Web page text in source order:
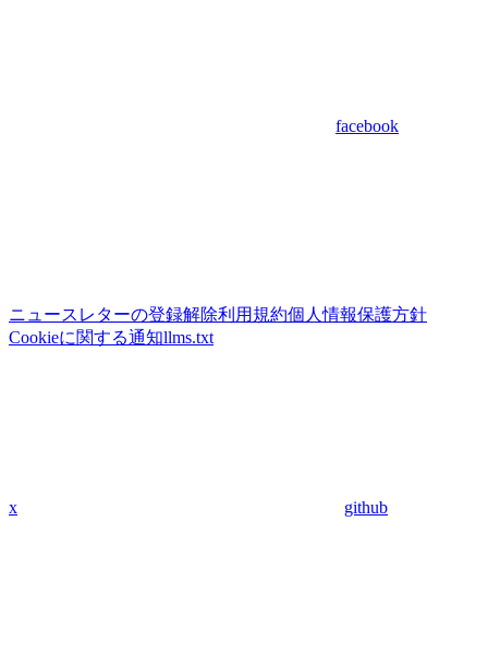
facebook
ニュースレターの登録解除利用規約個人情報保護方針
Cookieに関する通知llms.txt
x github